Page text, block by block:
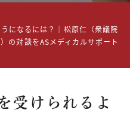
ンス資料
になるには？｜松原仁（衆議院
の対談をASメディカルサポート
受けられるよ